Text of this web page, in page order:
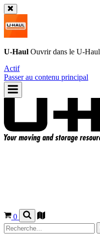
U-Haul Ouvrir dans le U-Haul
Actif
Passer au contenu principal
0